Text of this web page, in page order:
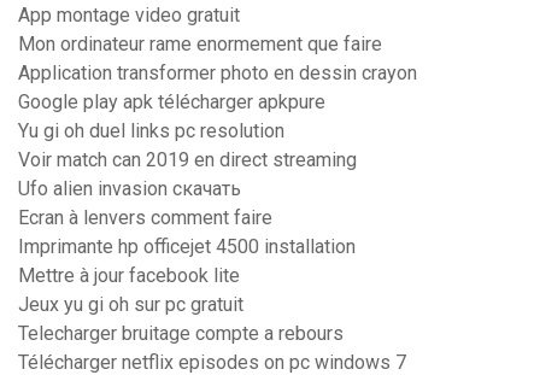
App montage video gratuit
Mon ordinateur rame enormement que faire
Application transformer photo en dessin crayon
Google play apk télécharger apkpure
Yu gi oh duel links pc resolution
Voir match can 2019 en direct streaming
Ufo alien invasion скачать
Ecran à lenvers comment faire
Imprimante hp officejet 4500 installation
Mettre à jour facebook lite
Jeux yu gi oh sur pc gratuit
Telecharger bruitage compte a rebours
Télécharger netflix episodes on pc windows 7